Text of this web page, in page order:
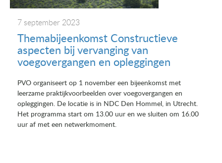
7 september 2023
Themabijeenkomst Constructieve
aspecten bij vervanging van
voegovergangen en opleggingen
PVO organiseert op 1 november een bijeenkomst met
leerzame praktijkvoorbeelden over voegovergangen en
opleggingen. De locatie is in NDC Den Hommel, in Utrecht.
Het programma start om 13.00 uur en we sluiten om 16.00
uur af met een netwerkmoment.